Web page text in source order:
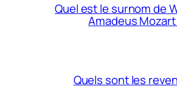
Quel est le surnom de
Amadeus
Quels sont les